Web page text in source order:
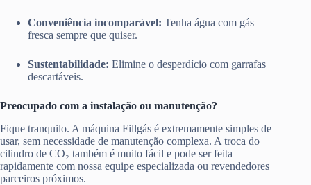
Conveniência incomparável: Tenha água com gás
fresca sempre que quiser.
Sustentabilidade: Elimine o desperdício com garrafas
descartáveis.
Preocupado com a instalação ou manutenção?
Fique tranquilo. A máquina Fillgás é extremamente simples de
usar, sem necessidade de manutenção complexa. A troca do
cilindro de CO₂ também é muito fácil e pode ser feita
rapidamente com nossa equipe especializada ou revendedores
parceiros próximos.